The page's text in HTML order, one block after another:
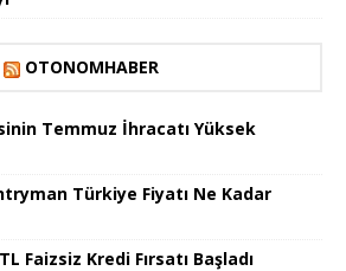
OTONOMHABER
Temmuz İhracatı Yüksek
Türkiye Fiyatı Ne Kadar
Faizsiz Kredi Fırsatı Başladı